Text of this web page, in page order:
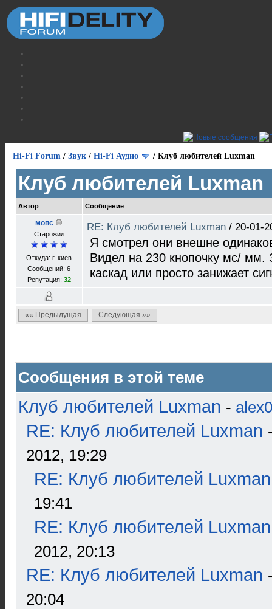
Hi-Fi Forum / Звук / Hi-Fi Аудио / Клуб любителей Luxman
Клуб любителей Luxman
Автор Сообщение
мопс
Старожил
Откуда: г. киев
Сообщений: 6
Репутация: 32
RE: Клуб любителей Luxman / 20-01-
Я смотрел они внешне
Видел на 230 кнопочку мс/ мм.
каскад или просто занижает
«« Предыдущая Следующая »»
Сообщения в этой теме
Клуб любителей Luxman -
RE: Клуб любителей Luxman
2012, 19:29
RE: Клуб любителей Luxman
19:41
RE: Клуб любителей Luxman
2012, 20:13
RE: Клуб любителей Luxman
20:04